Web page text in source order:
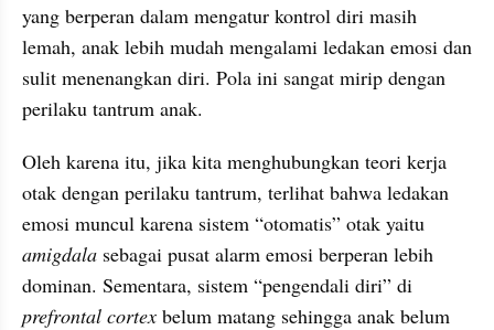
yang berperan dalam mengatur kontrol diri masih
lemah, anak lebih mudah mengalami ledakan emosi dan
sulit menenangkan diri. Pola ini sangat mirip dengan
perilaku tantrum anak.
Oleh karena itu, jika kita menghubungkan teori kerja
otak dengan perilaku tantrum, terlihat bahwa ledakan
amigdala sebagai pusat alarm emosi berperan lebih
prefrontal cortex belum matang sehingga anak belum